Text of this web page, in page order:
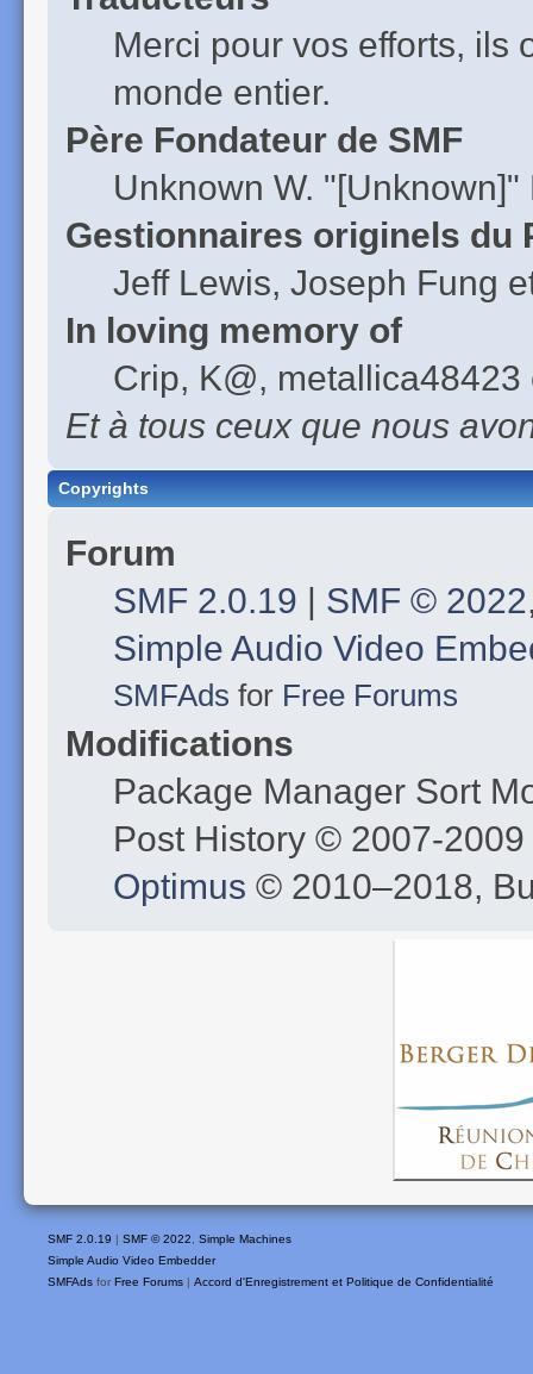
Merci pour vos efforts, ils
monde entier.
Père Fondateur de SMF
Unknown W. "[Unknown]"
Gestionnaires originels du
Jeff Lewis, Joseph Fung
In loving memory of
Crip, K@,
Et à tous ceux que nous
Copyrights
Forum
SMF 2.0.19 | SMF © 2022
Simple Audio Video
SMFAds for Free Forums
Modifications
Package Manager Sort
Post History © 2007-2009
Optimus © 2010–2018,
SMF 2.0.19 | SMF © 2022
Simple Machines
Simple Audio Video Embedder
SMFAds for Free Forums | Accord d'Enregistrement et Politique de Confidentialité